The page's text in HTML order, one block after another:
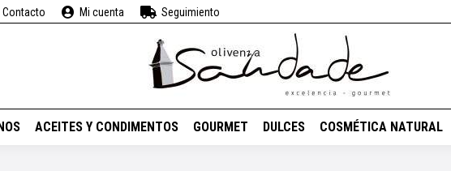
Contacto Mi cuenta Seguimiento
ACEITES Y CONDIMENTOS GOURMET DULCES COSMÉTICA NATURAL
EMBUTIDOS BEBIDAS VINOS ACEITES Y CONDIMENTOS